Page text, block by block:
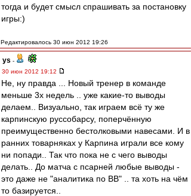
тогда и будет смысл спрашивать за постановку
игры:)
Редактировалось 30 июн 2012 19:26
ys -
30 июн 2012 19:12
Не, ну правда ... Новый тренер в команде
меньше 3х недель .. уже какие-то выводы
делаем.. Визуально, так играем всё ту же
карпинскую руссобарсу, поперчённую
преимущественно бестолковыми навесами. И в
ранних товарняках у Карпина играли все кому
ни попади.. Так что пока не с чего выводы
делать.. До матча с псарней любые выводы -
это даже не "аналитика по ВВ" .. та хоть на чём
то базируется..